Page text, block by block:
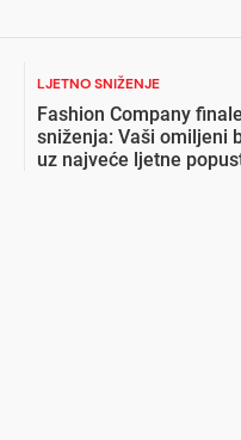
LJETNO SNIŽENJE
Fashion Company
sniženja: Vaši omiljeni
uz najveće ljetne